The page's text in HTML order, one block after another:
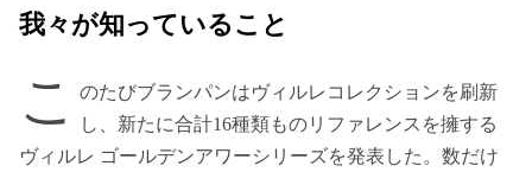
我々が知っていること
こ
のたびブランパンはヴィルレコレクションを刷新
し、新たに合計16種類ものリファレンスを擁する
ヴィルレ ゴールデンアワーシリーズを発表した。数だけ